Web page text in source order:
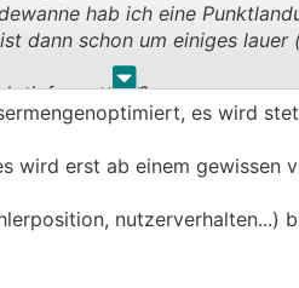
nachrüsten.
und Dämmung
ans Rohr nach der
wo ich die
externen Planungsbüro
Installateur der Vaillant
direkt in die
. .
hab ich eine
dann schon um einiges lauer
tiefer setzen?
es wird
wird erst ab einem gewissen
nutzerverhalten...)